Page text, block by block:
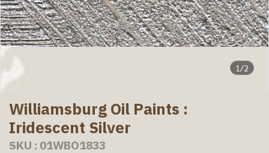
1/2
Williamsburg Oil Paints :
Iridescent Silver
SKU : 01WBO1833